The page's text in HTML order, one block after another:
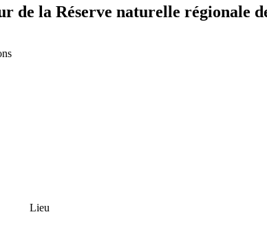
de la Réserve naturelle régionale
Lieu